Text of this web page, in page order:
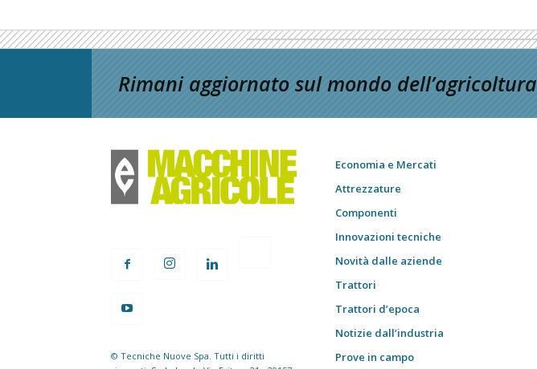
Rimani aggiornato sul mondo dell’agricoltura
© Tecniche Nuove Spa. Tutti i diritti
Economia e Mercati
Attrezzature
Componenti
Innovazioni tecniche
Novità dalle aziende
Trattori
Trattori d’epoca
Notizie dall’industria
Prove in campo